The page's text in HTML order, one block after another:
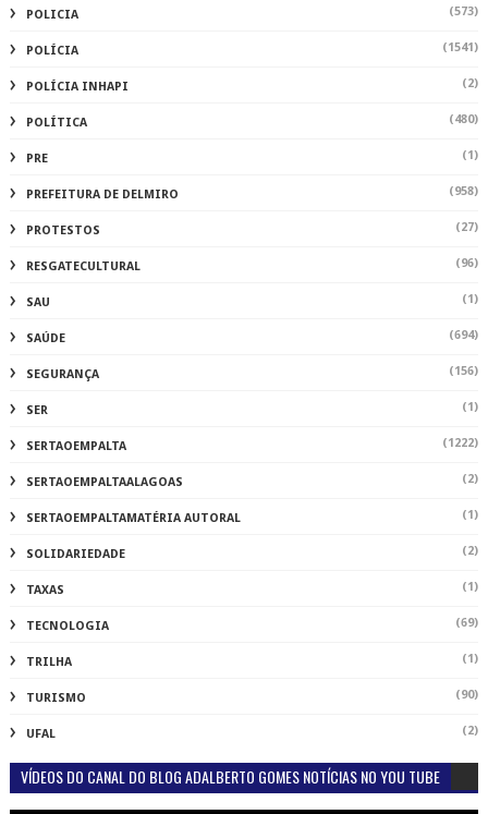
POLICIA (573)
POLÍCIA (1541)
POLÍCIA INHAPI (2)
POLÍTICA (480)
PRE (1)
PREFEITURA DE DELMIRO (958)
PROTESTOS (27)
RESGATECULTURAL (96)
SAU (1)
SAÚDE (694)
SEGURANÇA (156)
SER (1)
SERTAOEMPALTA (1222)
SERTAOEMPALTAALAGOAS (2)
SERTAOEMPALTAMATÉRIA AUTORAL (1)
SOLIDARIEDADE (2)
TAXAS (1)
TECNOLOGIA (69)
TRILHA (1)
TURISMO (90)
UFAL (2)
VÍDEOS DO CANAL DO BLOG ADALBERTO GOMES NOTÍCIAS NO YOU TUBE